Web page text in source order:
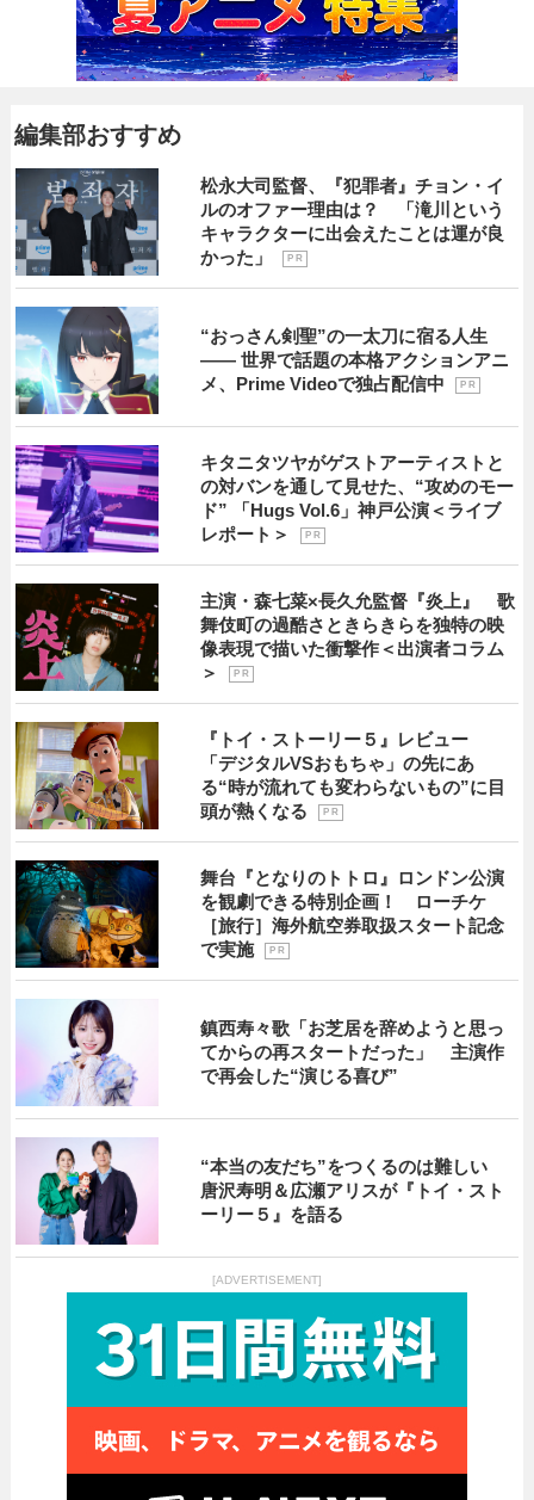
編集部おすすめ
松永大司監督、『犯罪者』チョン・イ
ルのオファー理由は？ 「滝川という
キャラクターに出会えたことは運が良
かった」
P R
“おっさん剣聖”の一太刀に宿る人生
―― 世界で話題の本格アクションアニ
メ、Prime Videoで独占配信中
P R
キタニタツヤがゲストアーティストと
の対バンを通して見せた、“攻めのモー
ド” 「Hugs Vol.6」神戸公演＜ライブ
レポート＞
P R
主演・森七菜×長久允監督『炎上』 歌
舞伎町の過酷さときらきらを独特の映
像表現で描いた衝撃作＜出演者コラム
＞
P R
『トイ・ストーリー５』レビュー
「デジタルVSおもちゃ」の先にあ
る“時が流れても変わらないもの”に目
頭が熱くなる
P R
舞台『となりのトトロ』ロンドン公演
を観劇できる特別企画！ ローチケ
［旅行］海外航空券取扱スタート記念
で実施
P R
鎮西寿々歌「お芝居を辞めようと思っ
てからの再スタートだった」 主演作
で再会した“演じる喜び”
“本当の友だち”をつくるのは難しい
唐沢寿明＆広瀬アリスが『トイ・スト
ーリー５』を語る
[ADVERTISEMENT]